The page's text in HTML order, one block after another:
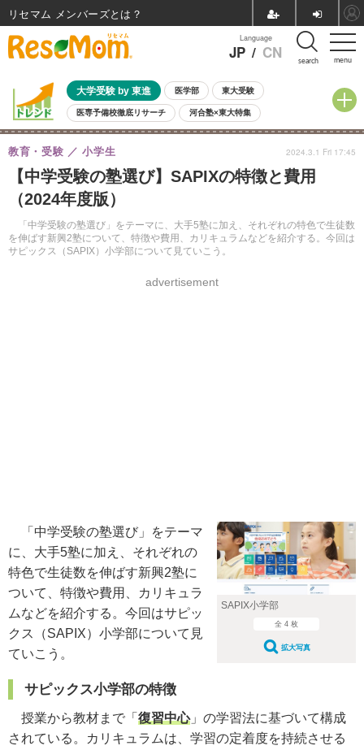
menu
Language
JP / CN search
大学受験 by 東進 医学部 東大受験
医専予備校徹底リサーチ 河合塾×東大特集
親子で考える大学選び 高校受験 中学受験 小学校受験
共通テスト 夏休み
8月開催イベント・WS 全国公立高校 過去問 人気記事
自由研究教材（小学生向け）
【中学受験の塾選び】SAPIXの特徴と費用
（2024年度版）
「中学受験の塾選び」をテーマに、大手5塾に加え、それぞれの特色で生徒数
を伸ばす新興2塾について、特徴や費用、カリキュラムなどを紹介する。今回は
サピックス（SAPIX）小学部について見ていこう。
教育・受験 小学生
advertisement
2024.3.1 Fri 17:45
SAPIX小学部
全 4 枚
拡大写真
「中学受験の塾選び」をテーマ
に、大手5塾に加え、それぞれの
特色で生徒数を伸ばす新興2塾に
ついて、特徴や費用、カリキュラ
ムなどを紹介する。今回はサピッ
クス（SAPIX）小学部について見
ていこう。
サピックス小学部の特徴
授業から教材まで「 復習中心」の学習法に基づいて構成
されている。カリキュラムは、学習の定着度を持続させる
リセマム メンバーズ